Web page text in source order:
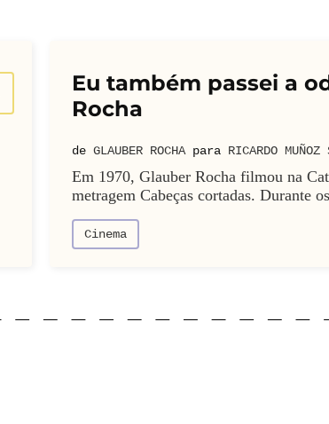
Eu também passei a
Rocha
de GLAUBER ROCHA para RICARDO MUÑOZ
Em 1970, Glauber Rocha filmou na
metragem Cabeças cortadas. Durante
Cinema